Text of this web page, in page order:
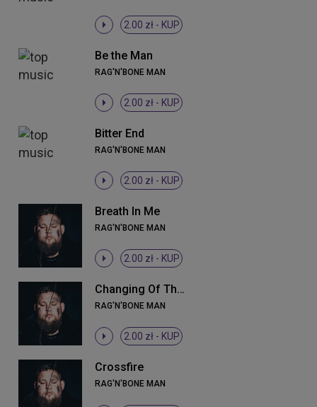
2.00 zł - KUP
Be the Man
RAG'N'BONE MAN
2.00 zł - KUP
Bitter End
RAG'N'BONE MAN
2.00 zł - KUP
Breath In Me
RAG'N'BONE MAN
2.00 zł - KUP
Changing Of The Guard
RAG'N'BONE MAN
2.00 zł - KUP
Crossfire
RAG'N'BONE MAN